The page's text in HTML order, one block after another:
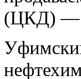
(ЦКД) —